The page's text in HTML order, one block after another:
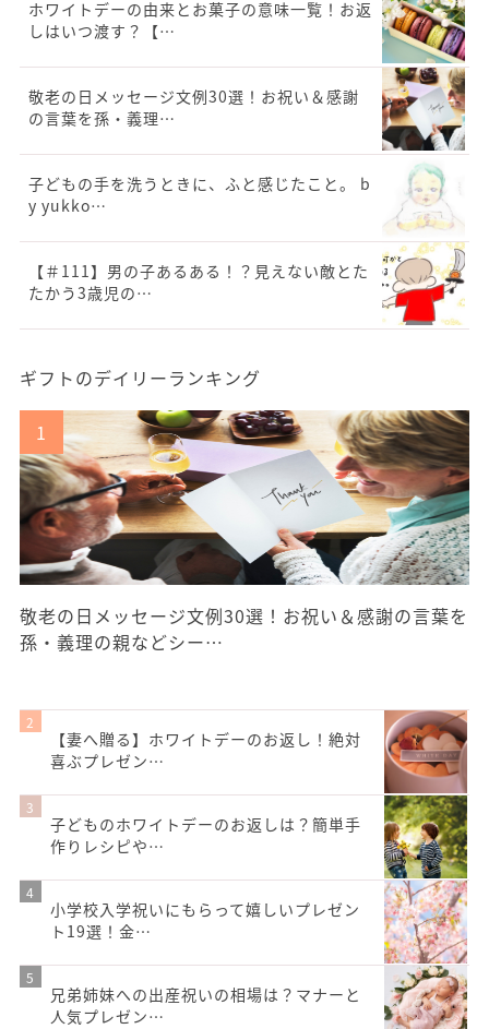
ホワイトデーの由来とお菓子の意味一覧！お返
しはいつ渡す？【…
敬老の日メッセージ文例30選！お祝い＆感謝
の言葉を孫・義理…
子どもの手を洗うときに、ふと感じたこと。 b
y yukko…
【＃111】男の子あるある！？見えない敵とた
たかう3歳児の…
ギフトのデイリーランキング
敬老の日メッセージ文例30選！お祝い＆感謝の言葉を
孫・義理の親などシー…
【妻へ贈る】ホワイトデーのお返し！絶対
喜ぶプレゼン…
子どものホワイトデーのお返しは？簡単手
作りレシピや…
小学校入学祝いにもらって嬉しいプレゼン
ト19選！金…
兄弟姉妹への出産祝いの相場は？マナーと
人気プレゼン…